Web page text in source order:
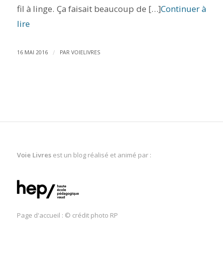
fil à linge. Ça faisait beaucoup de […]Continuer à
lire
16 MAI 2016 / PAR VOIELIVRES
Voie Livresest un blog réalisé et animé par :
Page d'accueil : © crédit photo RP